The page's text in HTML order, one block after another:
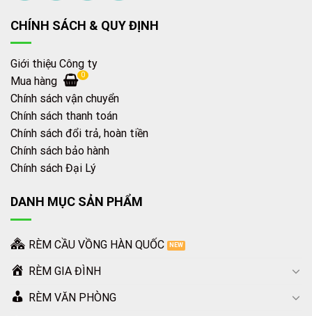
CHÍNH SÁCH & QUY ĐỊNH
Giới thiệu Công ty
Mua hàng
0
Chính sách vận chuyển
Chính sách thanh toán
Chính sách đổi trả, hoàn tiền
Chính sách bảo hành
Chính sách Đại Lý
DANH MỤC SẢN PHẨM
RÈM CẦU VỒNG HÀN QUỐC
RÈM GIA ĐÌNH
RÈM VĂN PHÒNG